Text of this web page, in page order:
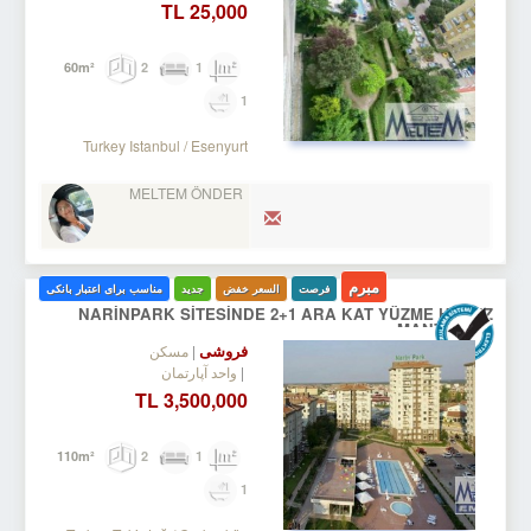
25,000 TL
2
1
1
Turkey Istanbul / Esenyurt
MELTEM ÖNDER
مبرم فرصت السعر خفض جدید مناسب برای اعتبار بانکی
NARİNPARK SİTESİNDE 2+1 ARA KAT YÜZME HAVUZ
MANZARALI
فروشی مسکن
واحد آپارتمان
3,500,000 TL
2
1
1